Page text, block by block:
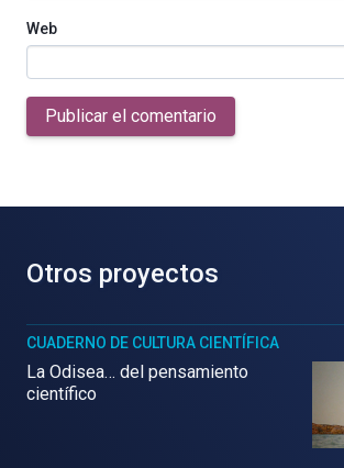
Web
Publicar el comentario
Otros proyectos
CUADERNO DE CULTURA CIENTÍFICA
La Odisea… del pensamiento
científico